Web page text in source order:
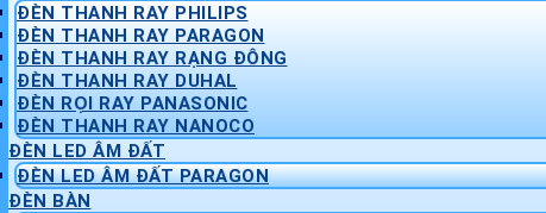
ĐÈN THANH RAY PHILIPS
ĐÈN THANH RAY PARAGON
ĐÈN THANH RAY RẠNG ĐÔNG
ĐÈN THANH RAY DUHAL
ĐÈN RỌI RAY PANASONIC
ĐÈN THANH RAY NANOCO
ĐÈN LED ÂM ĐẤT
ĐÈN LED ÂM ĐẤT PARAGON
ĐÈN BÀN